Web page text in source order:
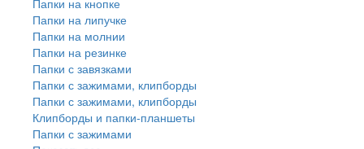
Папки на липучке
Папки на молнии
Папки на резинке
Папки с завязками
Папки с зажимами, клипборды
Папки с зажимами, клипборды
Клипборды и папки-планшеты
Папки с зажимами